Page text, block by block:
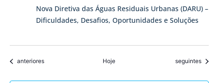
Nova Diretiva das Águas Residuais Urbanas (DARU) –
Dificuldades, Desafios, Oportunidades e Soluções
Eventos
anteriores Hoje Eventos
seguintes